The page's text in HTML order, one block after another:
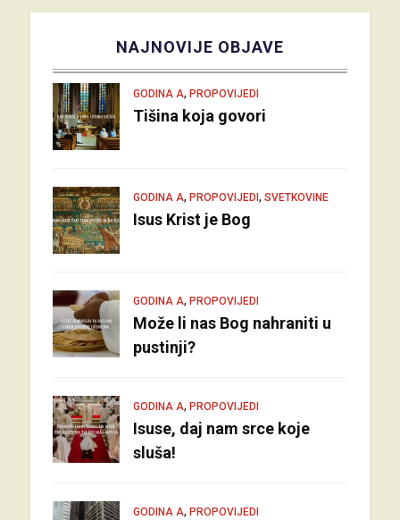
NAJNOVIJE OBJAVE
GODINA A, PROPOVIJEDI
Tišina koja govori
GODINA A, PROPOVIJEDI, SVETKOVINE
Isus Krist je Bog
GODINA A, PROPOVIJEDI
Može li nas Bog nahraniti u
pustinji?
GODINA A, PROPOVIJEDI
Isuse, daj nam srce koje
sluša!
GODINA A, PROPOVIJEDI